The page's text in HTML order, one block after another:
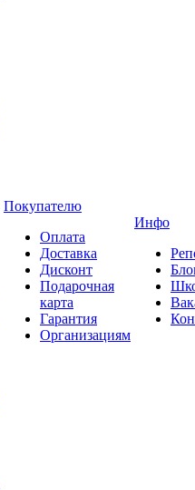
Покупателю
Оплата
Доставка
Дисконт
Подарочная
карта
Гарантия
Организациям
Инфо